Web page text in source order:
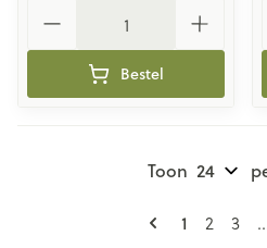
Bestel
U lees
1 Pagina
2 3
Toon